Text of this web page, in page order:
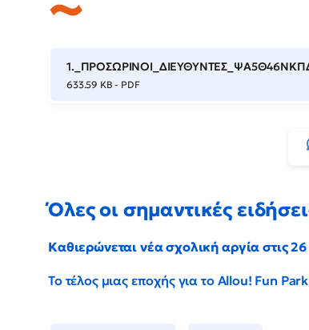
633.59 KB - PDF
Όλες οι σημαντικές
Καθιερώνεται νέα σχολική αργία στις
Το τέλος μιας εποχής για το Allou! Fun